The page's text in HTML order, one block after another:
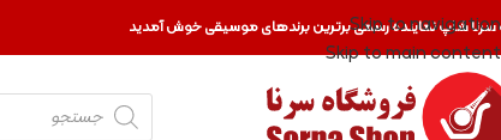
Skip to navigation
Skip to main content
سرنا شاپ نماینده رسمی برترین برندهای موسیقی خوش آمدید